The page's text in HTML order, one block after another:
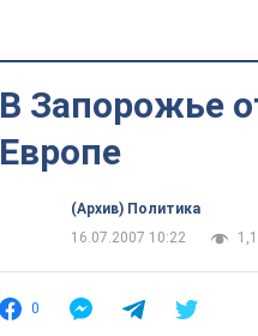
В Запорожье
Европе
(Архив) Политика
16.07.2007 10:22
0